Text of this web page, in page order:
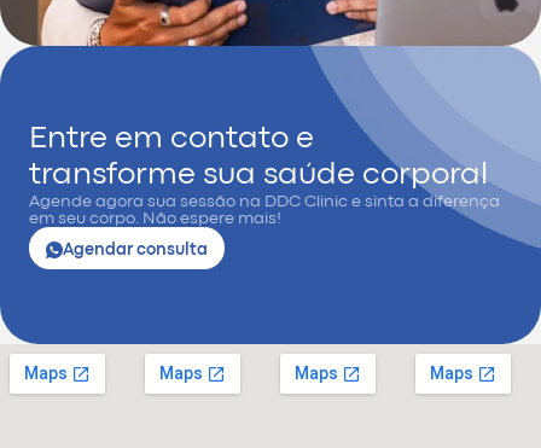
Entre em contato e
transforme sua saúde corporal
Agende agora sua sessão na DDC Clinic e sinta a diferença
em seu corpo. Não espere mais!
Agendar consulta